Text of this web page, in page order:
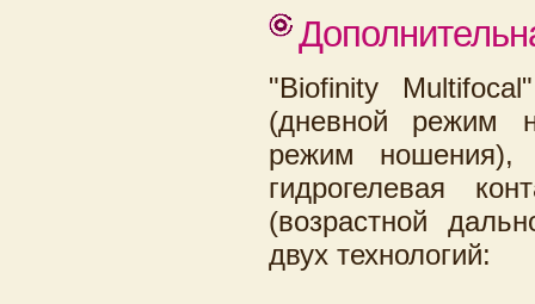
"Biofinity
(дневной режим
режим ношения),
гидрогелевая
(возрастной
двух технологий: